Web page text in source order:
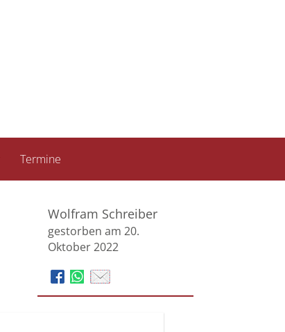
Termine
Wolfram Schreiber
gestorben am 20.
Oktober 2022